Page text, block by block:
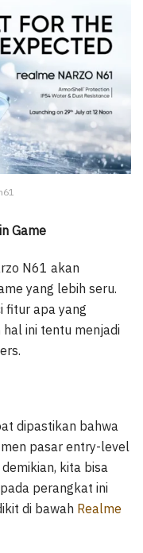
Game
N61 akan
yang lebih seru.
fitur apa yang
ini tentu menjadi
dipastikan bahwa
pasar entry-level
kita bisa
perangkat ini
di bawah Realme